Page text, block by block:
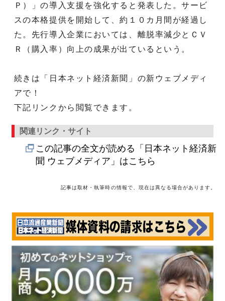
Ｐ）」の導入支援を強化すると発表した。サービ
スの本格提供を開始して、約１０カ月間が経過し
た。先行導入企業においては、離脱率減少とＣＶ
Ｒ（購入率）向上の成果が出ているという。
続きは「日本ネット経済新聞」の新ウェブメディ
アで！
下記リンクから閲覧できます。
関連リンク・サイト
この記事の全文が読める「日本ネット経済新
聞 ウェブメディア」はこちら
記事は取材・執筆時の情報で、現在は異なる場合があります。